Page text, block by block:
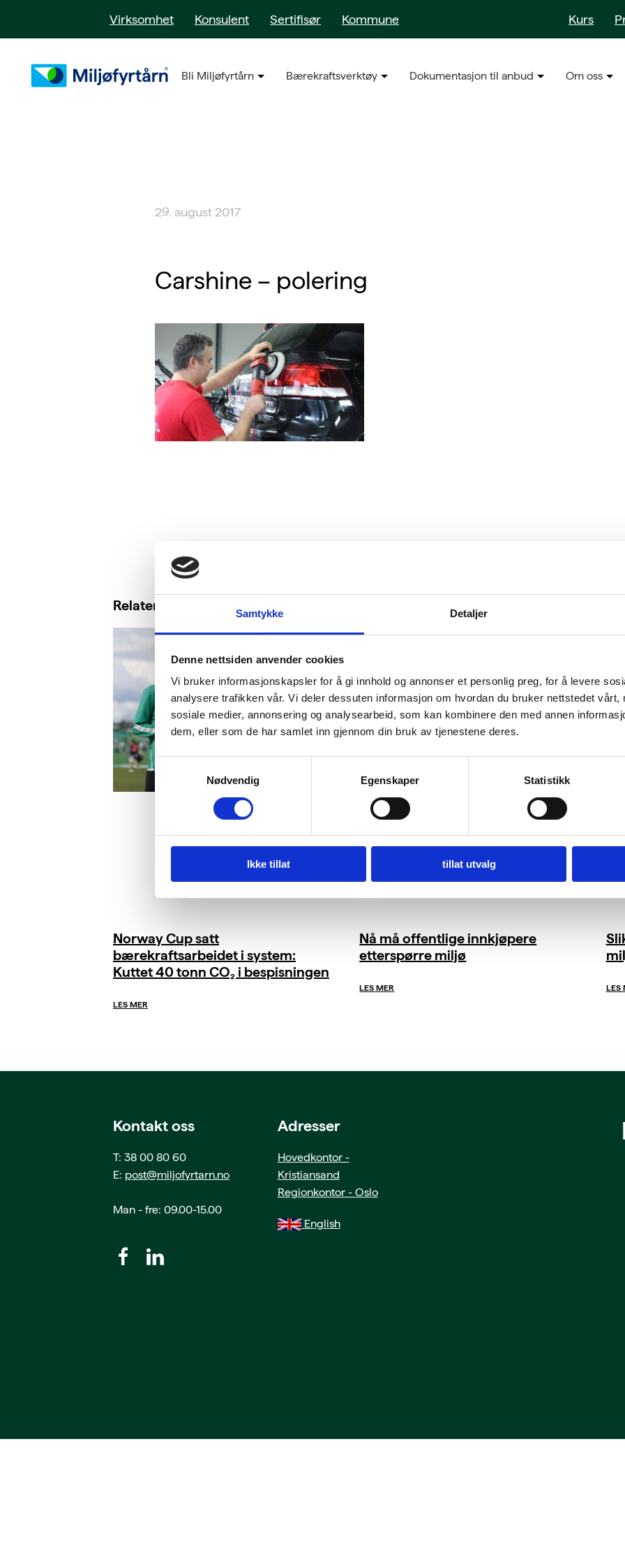
Samtykke Detaljer
Denne nettsiden anvender cookies
Vi bruker informasjonskapsler for å gi innhold og annonser et personlig preg, for å levere
analysere trafikken vår. Vi deler dessuten informasjon om hvordan du bruker nettstedet vårt,
sosiale medier, annonsering og analysearbeid, som kan kombinere den med annen
dem, eller som de har samlet inn gjennom din bruk av tjenestene deres.
Samtykkevalg
Nødvendig
Egenskaper Statistikk
Ikke tillat tillat utvalg
Virksomhet Konsulent Sertifisør Kommune Kurs
Bli Miljøfyrtårn Bærekraftsverktøy Dokumentasjon til anbud Om oss
29. august 2017
Carshine – polering
Relaterte saker
Norway Cup satt
bærekraftsarbeidet i system:
Kuttet 40 tonn CO₂ i bespisningen
LES MER
Nå må offentlige innkjøpere
etterspørre miljø
LES MER LES
Kontakt oss
T: 38 00 80 60
E: post@miljofyrtarn.no
Man - fre: 09.00-15.00
Adresser
Hovedkontor -
Kristiansand
Regionkontor - Oslo
English